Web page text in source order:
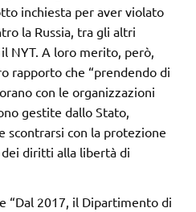
inchiesta per aver violato
la Russia, tra gli altri
NYT. A loro merito, però,
rapporto che “prendendo di
con le organizzazioni
gestite dallo Stato,
scontrarsi con la protezione
diritti alla libertà di
“Dal 2017, il Dipartimento di